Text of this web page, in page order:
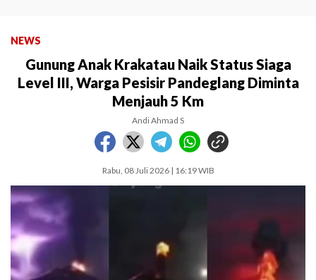
NEWS
Gunung Anak Krakatau Naik Status Siaga
Level III, Warga Pesisir Pandeglang Diminta
Menjauh 5 Km
Andi Ahmad S
Rabu, 08 Juli 2026 | 16:19 WIB